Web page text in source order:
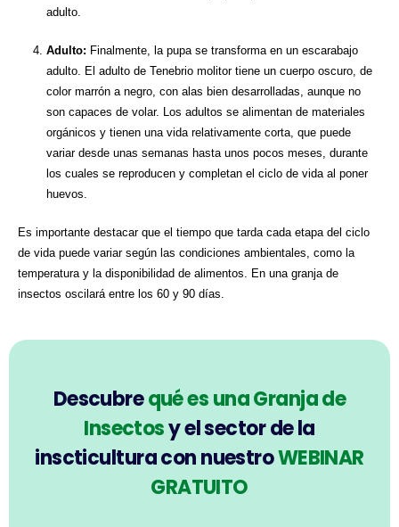
adulto.
Adulto: Finalmente, la pupa se transforma en un escarabajo
adulto. El adulto de Tenebrio molitor tiene un cuerpo oscuro, de
color marrón a negro, con alas bien desarrolladas, aunque no
son capaces de volar. Los adultos se alimentan de materiales
orgánicos y tienen una vida relativamente corta, que puede
variar desde unas semanas hasta unos pocos meses, durante
los cuales se reproducen y completan el ciclo de vida al poner
huevos.
Es importante destacar que el tiempo que tarda cada etapa del ciclo
de vida puede variar según las condiciones ambientales, como la
temperatura y la disponibilidad de alimentos. En una granja de
insectos oscilará entre los 60 y 90 días.
Descubrequé es una Granja de
Insectosy el sector de la
inscticultura con nuestroWEBINAR
GRATUITO